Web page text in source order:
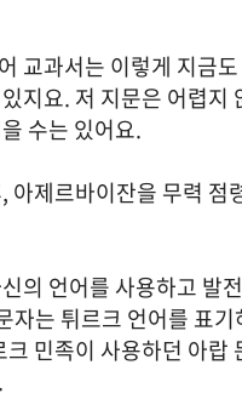
교과서는 이렇게 지금
지요. 저 지문은 어렵지
수는 있어요.
제르바이잔을 무력 점
의 언어를 사용하고 발
는 튀르크 언어를 표
민족이 사용하던 아랍